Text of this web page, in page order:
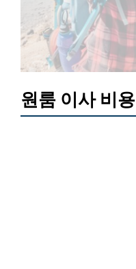
원룸 이사 비용